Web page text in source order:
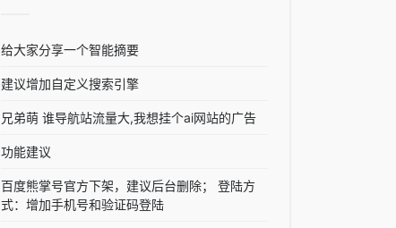
给大家分享一个智能摘要
建议增加自定义搜索引擎
兄弟萌 谁导航站流量大,我想挂个ai网站的广告
功能建议
百度熊掌号官方下架，建议后台删除； 登陆方
式：增加手机号和验证码登陆